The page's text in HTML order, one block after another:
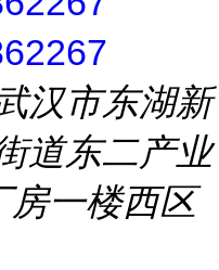
汉市东湖新
道东二产业
房一楼西区